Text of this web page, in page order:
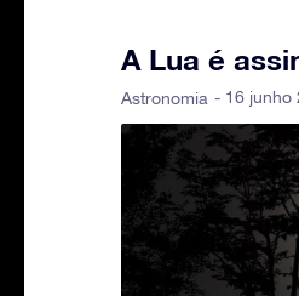
A Lua é
Astronomia - 16 junho